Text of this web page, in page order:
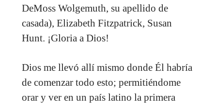
DeMoss Wolgemuth, su apellido de
casada), Elizabeth Fitzpatrick, Susan
Hunt. ¡Gloria a Dios!
Dios me llevó allí mismo donde Él habría
de comenzar todo esto; permitiéndome
orar y ver en un país latino la primera